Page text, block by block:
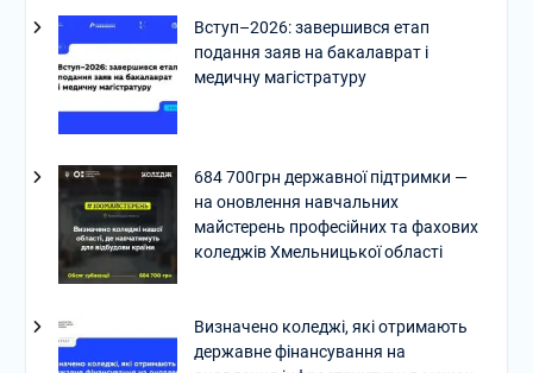
Вступ–2026: завершився етап
подання заяв на бакалаврат і
медичну магістратуру
684 700грн державної підтримки —
на оновлення навчальних
майстерень професійних та фахових
коледжів Хмельницької області
Визначено коледжі, які отримають
державне фінансування на